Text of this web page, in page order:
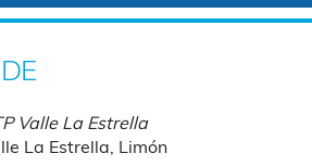
Valle La Estrella
La Estrella, Limón